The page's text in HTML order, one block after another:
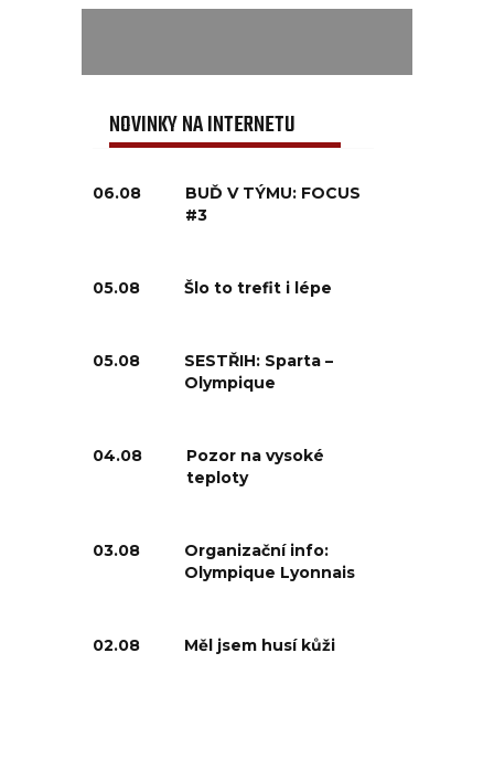
NOVINKY NA INTERNETU
06.08
BUĎ V TÝMU: FOCUS
#3
05.08 Šlo to trefit i lépe
05.08
SESTŘIH: Sparta –
Olympique
04.08
Pozor na vysoké
teploty
03.08
Organizační info:
Olympique Lyonnais
02.08 Měl jsem husí kůži